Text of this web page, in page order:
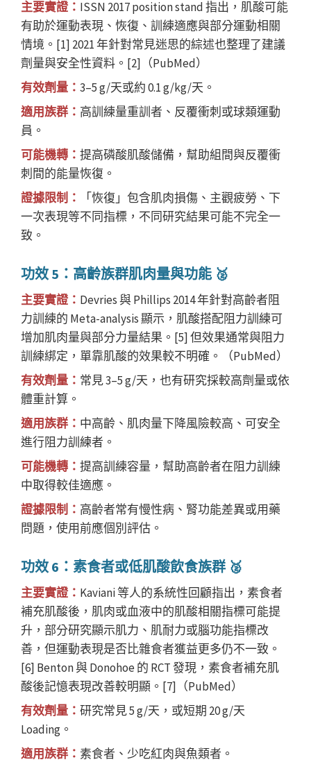
主要實證： ISSN 2017 position stand 指出，肌酸可能
有助於運動表現、恢復、訓練適應與部分運動相關
情境。[1] 2021 年針對常見迷思的綜述也整理了建議
劑量與安全性資料。[2]（PubMed）
有效劑量： 3–5 g/天或約 0.1 g/kg/天。
適用族群： 高訓練量重訓者、反覆衝刺或球類運動
員。
可能機轉： 提高磷酸肌酸儲備，幫助組間與反覆衝
刺間的能量恢復。
證據限制：
「恢復」包含肌肉損傷、主觀疲勞、下
一次表現等不同指標，不同研究結果可能不完全一
致。
功效 5：高齡族群肌肉量與功能 🥈
主要實證： Devries 與 Phillips 2014 年針對高齡者阻
力訓練的 Meta-analysis 顯示，肌酸搭配阻力訓練可
增加肌肉量與部分力量結果。[5] 但效果通常與阻力
訓練綁定，單靠肌酸的效果較不明確。（PubMed）
有效劑量： 常見 3–5 g/天，也有研究採較高劑量或依
體重計算。
適用族群： 中高齡、肌肉量下降風險較高、可安全
進行阻力訓練者。
可能機轉： 提高訓練容量，幫助高齡者在阻力訓練
中取得較佳適應。
證據限制： 高齡者常有慢性病、腎功能差異或用藥
問題，使用前應個別評估。
功效 6：素食者或低肌酸飲食族群 🥈
主要實證： Kaviani 等人的系統性回顧指出，素食者
補充肌酸後，肌肉或血液中的肌酸相關指標可能提
升，部分研究顯示肌力、肌耐力或腦功能指標改
善，但運動表現是否比雜食者獲益更多仍不一致。
[6] Benton 與 Donohoe 的 RCT 發現，素食者補充肌
酸後記憶表現改善較明顯。[7]（PubMed）
有效劑量： 研究常見 5 g/天，或短期 20 g/天
Loading。
適用族群： 素食者、少吃紅肉與魚類者。